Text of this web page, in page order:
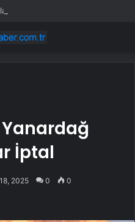
Yanardağ
İptal
2025 0 0